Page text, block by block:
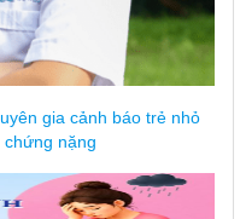
gia cảnh báo trẻ nhỏ
nặng